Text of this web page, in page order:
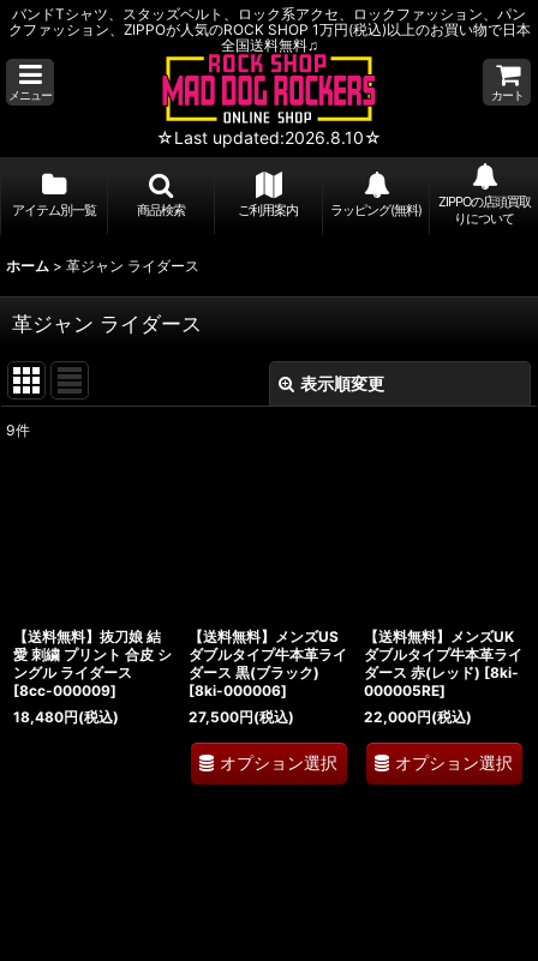
バンドTシャツ、スタッズベルト、ロック系アクセ、ロックファッション、パン
クファッション、ZIPPOが人気のROCK SHOP 1万円(税込)以上のお買い物で日本
全国送料無料♫
メニュー
☆Last updated:2026.8.10☆
カート
アイテム別一覧 商品検索 ご利用案内 ラッピング(無料)
ZIPPOの店頭買取
りについて
ホーム > 革ジャン ライダース
革ジャン ライダース
表示順変更
9件
【送料無料】抜刀娘 結
愛 刺繍 プリント 合皮 シ
ングル ライダース
[8cc-000009]
18,480円(税込)
【送料無料】メンズUS
ダブルタイプ牛本革ライ
ダース 黒(ブラック)
[8ki-000006]
27,500円(税込)
オプション選択
【送料無料】メンズUK
ダブルタイプ牛本革ライ
ダース 赤(レッド) [8ki-
000005RE]
22,000円(税込)
オプション選択